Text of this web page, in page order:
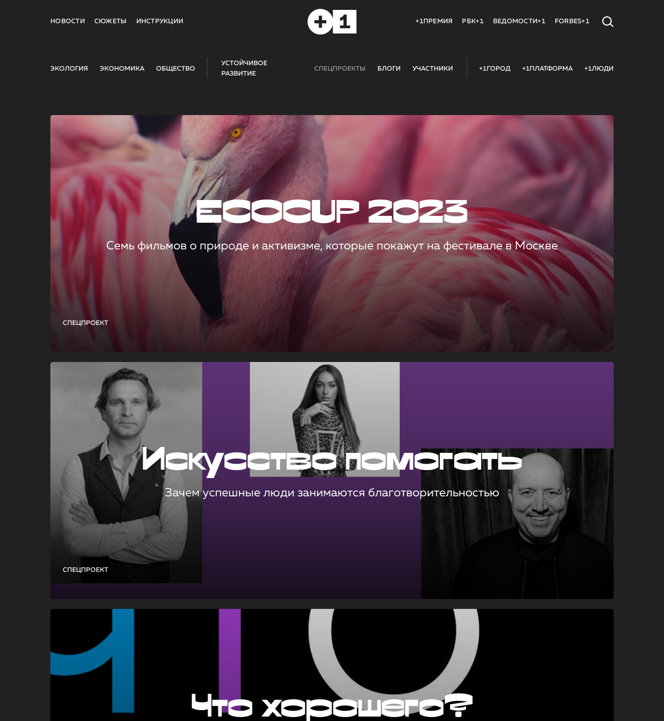
НОВОСТИ СЮЖЕТЫ ИНСТРУКЦИИ +1ПРЕМИЯ РБК+1 ВЕДОМОСТИ+1 FORBES+1
ЭКОЛОГИЯ ЭКОНОМИКА ОБЩЕСТВО
УСТОЙЧИВОЕ
РАЗВИТИЕ
СПЕЦПРОЕКТЫ БЛОГИ УЧАСТНИКИ +1ГОРОД +1ПЛАТФОРМА +1ЛЮДИ
СПЕЦПРОЕКТ
ECOCUP 2023
Семь фильмов о природе и активизме, которые покажут на фестивале в Москве
СПЕЦПРОЕКТ
Искусство помогать
Зачем успешные люди занимаются благотворительностью
Что хорошего?